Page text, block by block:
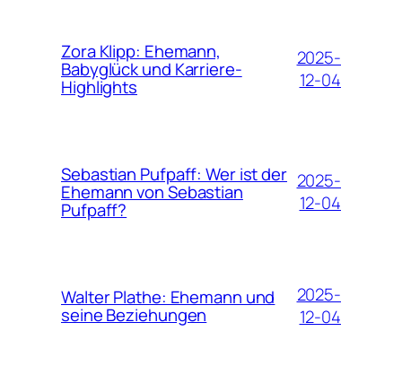
Zora Klipp: Ehemann,
Babyglück und Karriere-
Highlights
2025-
12-04
Sebastian Pufpaff: Wer ist der
Ehemann von Sebastian
Pufpaff?
2025-
12-04
Walter Plathe: Ehemann und
seine Beziehungen
2025-
12-04